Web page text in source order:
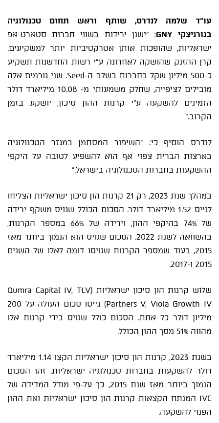
עו"ד שלמה לנדרס, שותף וראש תחום טכנולוגיה
בגורניצקי GNY
: "ישנן ירידות בשווי חברות סטארט-אפ
ישראליות, שהופכות אותן אטרקטיביות יותר למשקיעים.
קרן ההזנק שהושקה לאחרונה ע"י רשות החדשנות תשקיע
כ-500 מיליון שקל בחברות בשלב ה-Seed. שני גורמים אלה
מובילים לציפייה, שחלק משמעותי מ- 10.08 מיליארד דולר
הזמינים להשקעה ע"י קרנות ההון סיכון, יושקע בזמן
הקרוב."
לנדרס הוסיף כי: "השיפור המסתמן במגזר הטכנולוגיה
בארצות הברית צפוי אף הוא להשפיע לטובה על היקפי
ההשקעות בחברות הטכנולוגיה בישראל."
במהלך שנת 2023, רק 21 קרנות הון סיכון ישראליות הצליחו
לגייס 1.52 מיליארד דולר. הסכום הכולל שגויס משקף ירידה
של 74% בהיקפי ההון, וירידה של 66% במספר הקרנות,
בהשוואה לשנת 2022. הסכום שגויס הוא הנמוך ביותר מאז
2015, בעוד שמספר הקרנות שגויסו דומה לאלו של השנים
2015 ו-2017.
שלוש קרנות הון סיכון ישראליות (Qumra Capital IV, TLV
Partners V, Viola Growth IV) גייסו סכום העולה על 200
מיליון דולר כל אחת. הסכום כולל שגויס בידי קרנות אלו
מהווה 51% מסך ההון הכולל.
בשנת 2023, קרנות הון סיכון ישראליות הקצו 1.14 מיליארד
דולר להשקעות בחברות טכנולוגיה ישראליות. זהו הסכום
הנמוך ביותר מאז שנת 2015, כך על-פי מודל המדידה של
IVC המנתח הקצאות קרנות הון סיכון ישראליות ואת ההון
הפנוי להשקעה.